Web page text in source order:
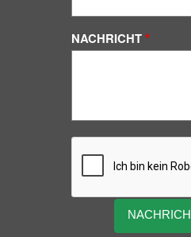
NACHRICHT